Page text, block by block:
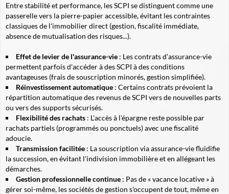
Entre stabilité et performance, les SCPI se distinguent comme une
passerelle vers la pierre-papier accessible, évitant les contraintes
classiques de l'immobilier direct (gestion, fiscalité immédiate,
absence de mutualisation des risques...).
Effet de levier de l'assurance-vie : Les contrats d'assurance-vie
permettent parfois d'accéder à des SCPI à des conditions
avantageuses (frais de souscription minorés, gestion simplifiée).
Réinvestissement automatique : Certains contrats prévoient la
répartition automatique des revenus de SCPI vers de nouvelles parts
ou vers des supports sécurisés.
Flexibilité des rachats : L'accès à l'épargne reste possible par
rachats partiels (programmés ou ponctuels) avec une fiscalité
adoucie.
Transmission facilitée : La souscription via assurance-vie fluidifie
la succession, en évitant l'indivision immobilière et en allégeant les
démarches.
Gestion professionnelle continue : Pas de « vacance locative » à
gérer soi-même, les sociétés de gestion s'occupent de tout, même en